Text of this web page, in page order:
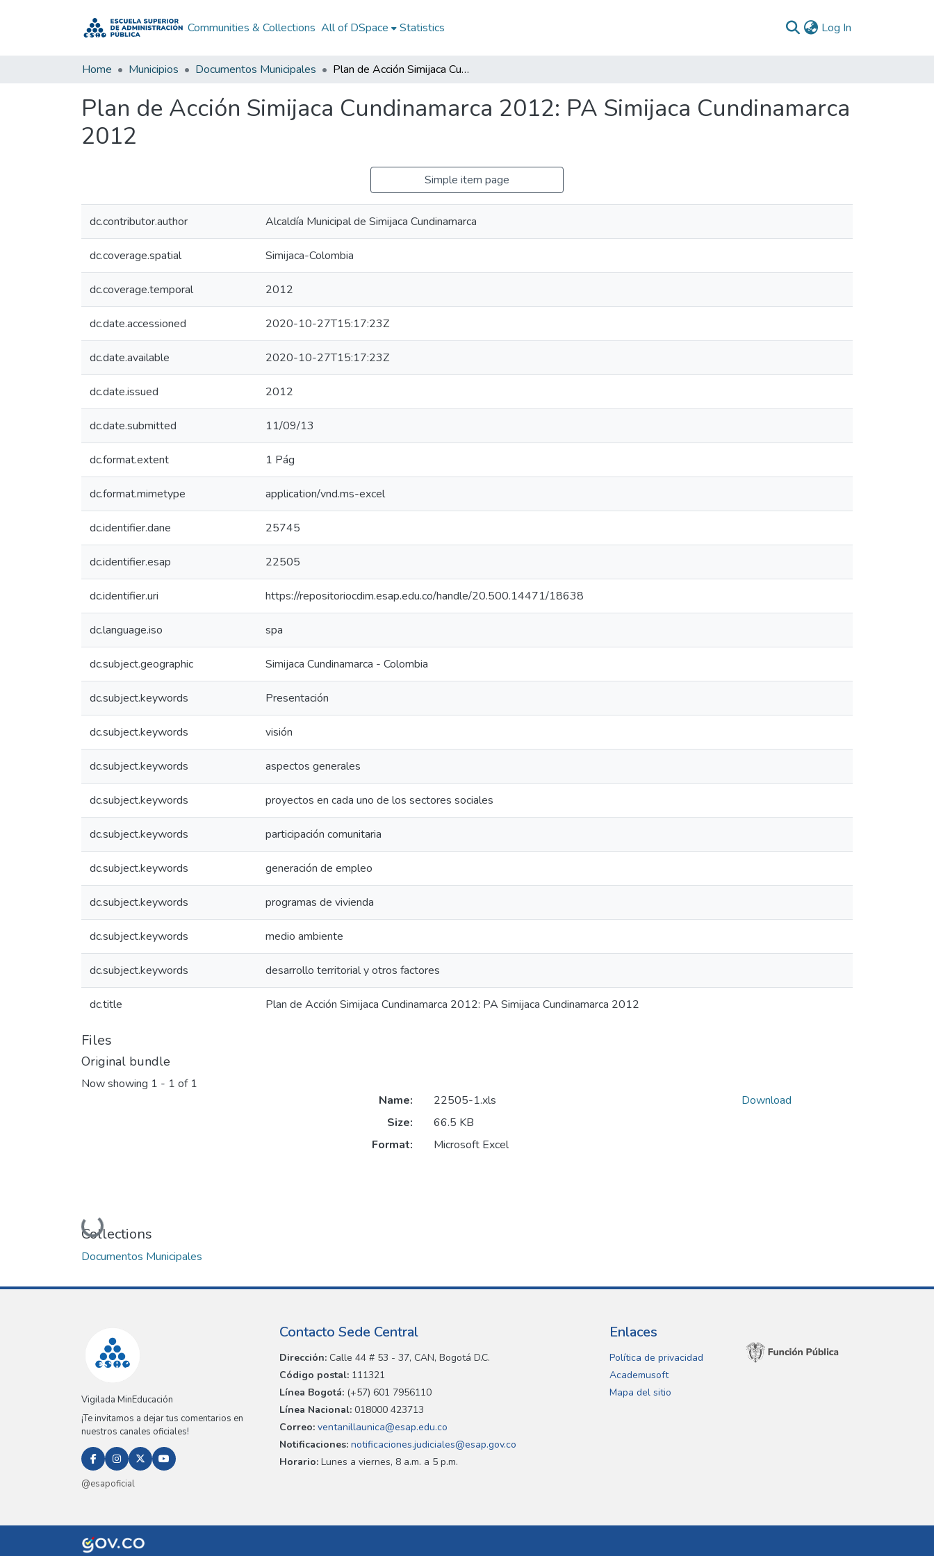
Communities & Collections All of DSpace Statistics Log In
Home Municipios Documentos Municipales Plan de Acción Simijaca Cundinamarca 2012: PA Simijaca Cundinamarca 2012
Plan de Acción Simijaca Cundinamarca 2012: PA Simijaca Cundinamarca
2012
Simple item page
dc.contributor.author Alcaldía Municipal de Simijaca Cundinamarca
dc.coverage.spatial Simijaca-Colombia
dc.coverage.temporal 2012
dc.date.accessioned 2020-10-27T15:17:23Z
dc.date.available 2020-10-27T15:17:23Z
dc.date.issued 2012
dc.date.submitted 11/09/13
dc.format.extent 1 Pág
dc.format.mimetype application/vnd.ms-excel
dc.identifier.dane 25745
dc.identifier.esap 22505
dc.identifier.uri https://repositoriocdim.esap.edu.co/handle/20.500.14471/18638
dc.language.iso spa
dc.subject.geographic Simijaca Cundinamarca - Colombia
dc.subject.keywords Presentación
dc.subject.keywords visión
dc.subject.keywords aspectos generales
dc.subject.keywords proyectos en cada uno de los sectores sociales
dc.subject.keywords participación comunitaria
dc.subject.keywords generación de empleo
dc.subject.keywords programas de vivienda
dc.subject.keywords medio ambiente
dc.subject.keywords desarrollo territorial y otros factores
dc.title Plan de Acción Simijaca Cundinamarca 2012: PA Simijaca Cundinamarca 2012
Files
Original bundle
Now showing 1 - 1 of 1
Loading...
Name:
22505-1.xls
Size:
66.5 KB
Format:
Microsoft Excel
Download
Collections
Documentos Municipales
Vigilada MinEducación
¡Te invitamos a dejar tus comentarios en
nuestros canales oficiales!
@esapoficial
Contacto Sede Central
Dirección: Calle 44 # 53 - 37, CAN, Bogotá D.C.
Código postal: 111321
Línea Bogotá: (+57) 601 7956110
Línea Nacional: 018000 423713
Correo: ventanillaunica@esap.edu.co
Notificaciones: notificaciones.judiciales@esap.gov.co
Horario: Lunes a viernes, 8 a.m. a 5 p.m.
Enlaces
Política de privacidad
Academusoft
Mapa del sitio